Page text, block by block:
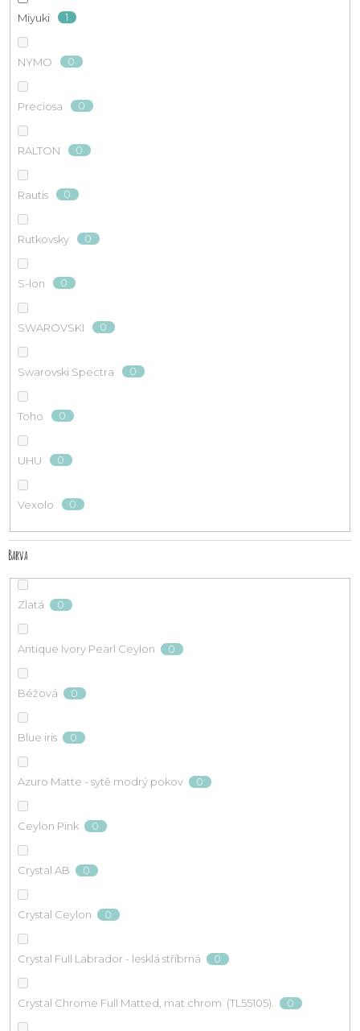
Miyuki 1
NYMO 0
Preciosa 0
RALTON 0
Rautis 0
Rutkovsky 0
S-lon 0
SWAROVSKI 0
Swarovski Spectra 0
Toho 0
UHU 0
Vexolo 0
Barva
Zlatá 0
Antique Ivory Pearl Ceylon 0
Béžová 0
Blue iris 0
Azuro Matte - sytě modrý pokov 0
Ceylon Pink 0
Crystal AB 0
Crystal Ceylon 0
Crystal Full Labrador - lesklá stříbrná 0
Crystal Chrome Full Matted, mat chrom (TL55105). 0